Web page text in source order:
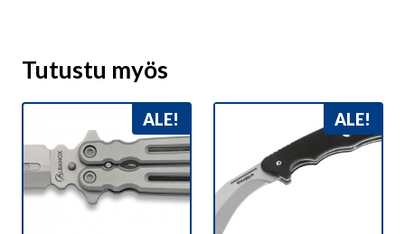
Tutustu myös
ALE! ALE!